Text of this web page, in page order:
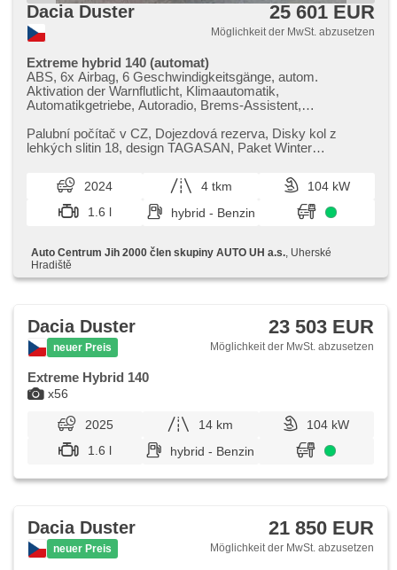
Dacia Duster 25 601 EUR
Möglichkeit der MwSt. abzusetzen
Extreme hybrid 140 (automat)
ABS, 6x Airbag, 6 Geschwindigkeitsgänge, autom.
Aktivation der Warnflutlicht, Klimaautomatik,
Automatikgetriebe, Autoradio, Brems-Assistent,
Zentralverriegelung, Beifahrerairbagdeaktivierung, Teilbare
Rücksitzbank, El. Vorderscheiben, El. Seitenscheiben, El.
Wegfahrsperre, Alufelgen, Nebelscheinwerfer,
Multifunktionslenkrad, Lenkrad einstellbar, Bordcomputer,
erfüllt 'EURO VI', Servolenkung, Vorderlichter LED,
Antriebsschlupfregelung (ASR), Scheibenwischersensor,
Stabilitätsprogramm (ESP), starten per Taste, Dachträger,
USB, Außenthermometer, beheizte Sitze, beheizte Spiegel,
beheizte Lenkrad, Ausziehbare Kopflehnen,
asistent rozjezdu do kopce (HSA), hands free, Fahrkamera,
digitální příjem rádia (DAB), Android Auto, Apple CarPlay,
parkovací senzory zadní
Palubní počítač v CZ,​ Dojezdová rezerva,​ Disky kol z
lehkých slitin 18,​ design TAGASAN,​ Paket Winter
2024 4 tkm
104 kW
1.6 l
hybrid - Benzin
Auto Centrum Jih 2000 člen skupiny AUTO UH a.s. , Uherské
Hradiště
x56
Dacia Duster
neuer Preis
23 503 EUR
Möglichkeit der MwSt. abzusetzen
Extreme Hybrid 140
2025 14 km
104 kW
1.6 l
hybrid - Benzin
Dacia Duster
neuer Preis
21 850 EUR
Möglichkeit der MwSt. abzusetzen